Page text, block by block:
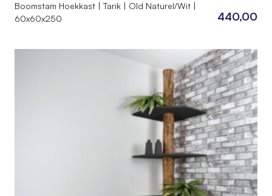
Boomstam Hoekkast | Tarik | Old Naturel/Wit |
60x60x250
440,00